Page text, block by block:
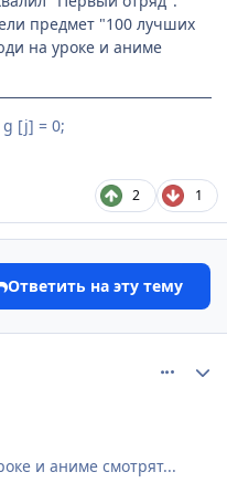
предмет "100 лучших
на уроке и аниме
[j] = 0;
2 1
Ответить на эту тему
и аниме смотрят...